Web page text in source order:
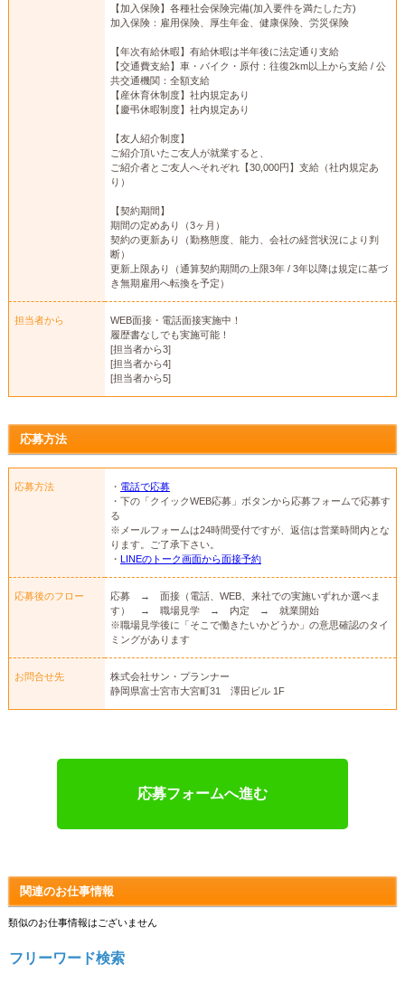
【加入保険】各種社会保険完備(加入要件を満たした方)
加入保険：雇用保険、厚生年金、健康保険、労災保険
【年次有給休暇】有給休暇は半年後に法定通り支給
【交通費支給】車・バイク・原付：往復2km以上から支給 / 公
共交通機関：全額支給
【産休育休制度】社内規定あり
【慶弔休暇制度】社内規定あり
【友人紹介制度】
ご紹介頂いたご友人が就業すると、
ご紹介者とご友人へそれぞれ【30,000円】支給（社内規定あ
り）
【契約期間】
期間の定めあり（3ヶ月）
契約の更新あり（勤務態度、能力、会社の経営状況により判
断）
更新上限あり（通算契約期間の上限3年 / 3年以降は規定に基づ
き無期雇用へ転換を予定）
担当者から
WEB面接・電話面接実施中！
履歴書なしでも実施可能！
[担当者から3]
[担当者から4]
[担当者から5]
応募方法
応募方法 ・ 電話で応募
・下の「クイックWEB応募」ボタンから応募フォームで応募す
る
※メールフォームは24時間受付ですが、返信は営業時間内とな
ります。ご了承下さい。
・ LINEのトーク画面から面接予約
応募後のフロー
応募 → 面接（電話、WEB、来社での実施いずれか選べま
す） → 職場見学 → 内定 → 就業開始
※職場見学後に「そこで働きたいかどうか」の意思確認のタイ
ミングがあります
お問合せ先
株式会社サン・プランナー
静岡県富士宮市大宮町31 澤田ビル 1F
応募フォームへ進む
関連のお仕事情報
類似のお仕事情報はございません
フリーワード検索